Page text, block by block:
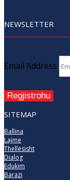
NEWSLETTER
Email Address
Regjistrohu
SITEMAP
Ballina
Lajme
Thellësisht
Dialog
Edukim
Barazi